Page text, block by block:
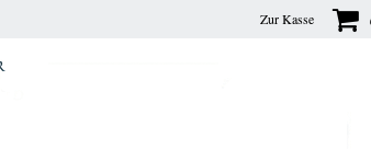
Zur Kasse